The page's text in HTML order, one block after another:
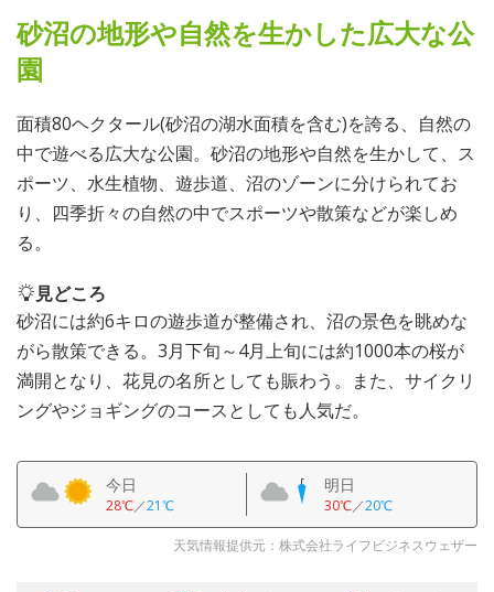
砂沼の地形や自然を生かした広大な公
園
面積80ヘクタール(砂沼の湖水面積を含む)を誇る、自然の
中で遊べる広大な公園。砂沼の地形や自然を生かして、ス
ポーツ、水生植物、遊歩道、沼のゾーンに分けられてお
り、四季折々の自然の中でスポーツや散策などが楽しめ
る。
見どころ
砂沼には約6キロの遊歩道が整備され、沼の景色を眺めな
がら散策できる。3月下旬～4月上旬には約1000本の桜が
満開となり、花見の名所としても賑わう。また、サイクリ
ングやジョギングのコースとしても人気だ。
今日
28℃／21℃
明日
30℃／20℃
天気情報提供元：株式会社ライフビジネスウェザー